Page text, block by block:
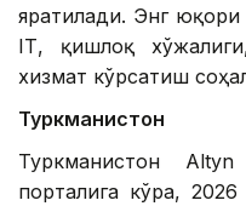
яратилади. Энг юқори
IТ, қишлоқ
хизмат кўрсатиш
Туркманистон
Туркманистон
порталига кўра,